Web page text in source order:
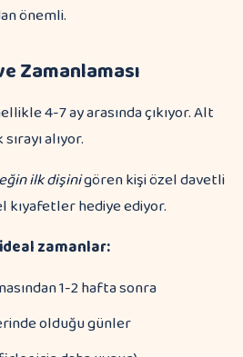
önemli.
Zamanlaması
4-7 ay arasında çıkıyor. Alt
alıyor.
ilk dişinigören kişi özel davetli
kıyafetler hediye ediyor.
ideal zamanlar:
1-2 hafta sonra
olduğu günler